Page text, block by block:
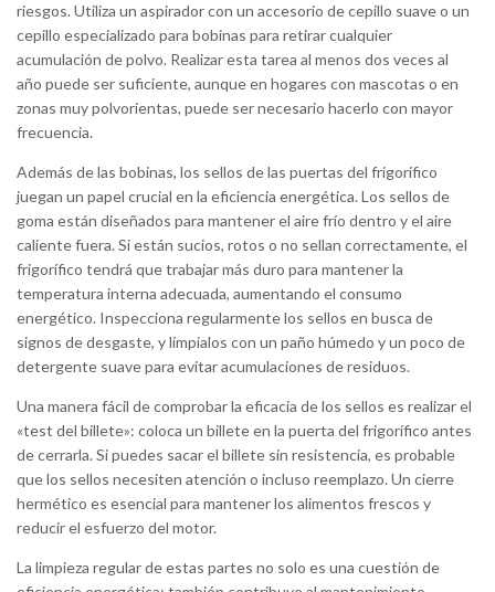
riesgos. Utiliza un aspirador con un accesorio de cepillo suave o un
cepillo especializado para bobinas para retirar cualquier
acumulación de polvo. Realizar esta tarea al menos dos veces al
año puede ser suficiente, aunque en hogares con mascotas o en
zonas muy polvorientas, puede ser necesario hacerlo con mayor
frecuencia.
Además de las bobinas, los sellos de las puertas del frigorífico
juegan un papel crucial en la eficiencia energética. Los sellos de
goma están diseñados para mantener el aire frío dentro y el aire
caliente fuera. Si están sucios, rotos o no sellan correctamente, el
frigorífico tendrá que trabajar más duro para mantener la
temperatura interna adecuada, aumentando el consumo
energético. Inspecciona regularmente los sellos en busca de
signos de desgaste, y límpialos con un paño húmedo y un poco de
detergente suave para evitar acumulaciones de residuos.
Una manera fácil de comprobar la eficacia de los sellos es realizar el
«test del billete»: coloca un billete en la puerta del frigorífico antes
de cerrarla. Si puedes sacar el billete sin resistencia, es probable
que los sellos necesiten atención o incluso reemplazo. Un cierre
hermético es esencial para mantener los alimentos frescos y
reducir el esfuerzo del motor.
La limpieza regular de estas partes no solo es una cuestión de